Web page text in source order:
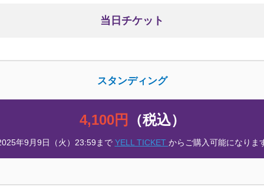
当日チケット
スタンディング
4,100円 （税込）
年9月9日（火）23:59まで YELL TICKET からご購入可能になりま